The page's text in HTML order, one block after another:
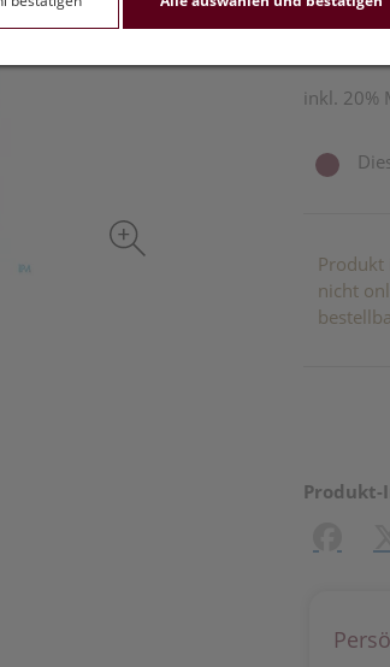
1 Stk. /
inkl. 20%
Produkt
nicht